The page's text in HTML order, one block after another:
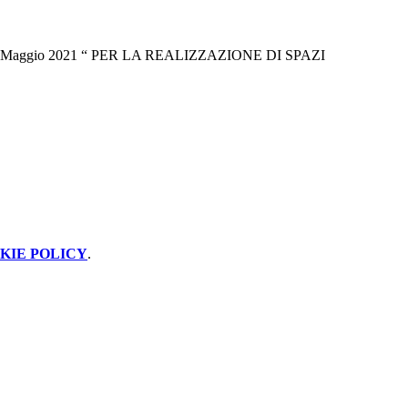
Maggio 2021 “ PER LA REALIZZAZIONE DI SPAZI
POLICY.